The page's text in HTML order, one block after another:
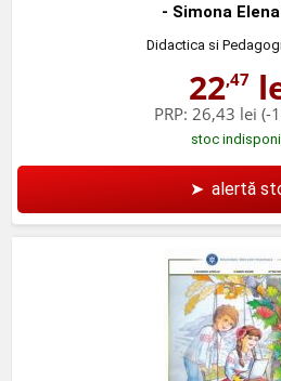
- Simona
Didactica si
22,47
PRP: 26,43 lei (-
stoc
➤ alertă